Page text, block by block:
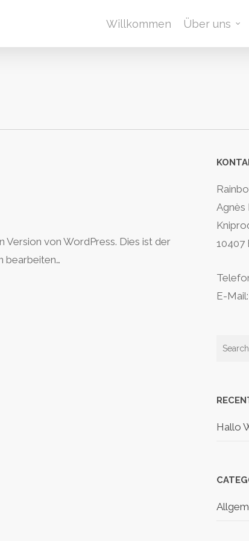
Willkommen Über uns
von WordPress. Dies ist der
bearbeiten…
Agnès
10407
E-
Hallo